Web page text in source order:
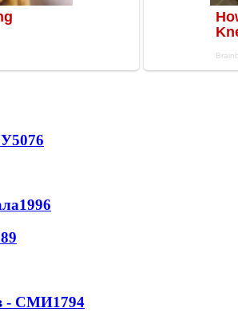
5076
1996
- СМИ1794